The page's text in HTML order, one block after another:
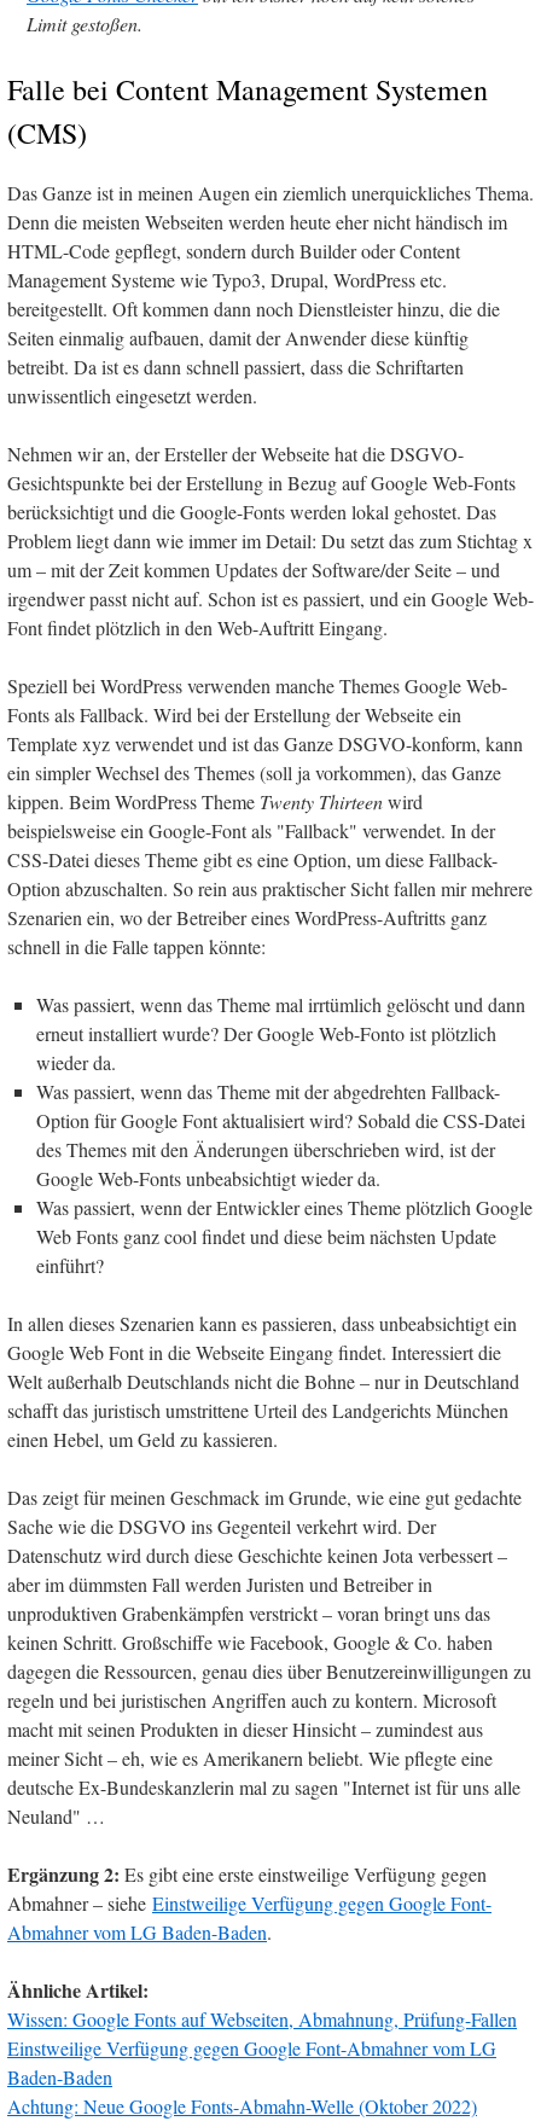
Limit gestoßen.
Falle bei Content Management Systemen
(CMS)
Das Ganze ist in meinen Augen ein ziemlich unerquickliches Thema.
Denn die meisten Webseiten werden heute eher nicht händisch im
HTML-Code gepflegt, sondern durch Builder oder Content
Management Systeme wie Typo3, Drupal, WordPress etc.
bereitgestellt. Oft kommen dann noch Dienstleister hinzu, die die
Seiten einmalig aufbauen, damit der Anwender diese künftig
betreibt. Da ist es dann schnell passiert, dass die Schriftarten
unwissentlich eingesetzt werden.
Nehmen wir an, der Ersteller der Webseite hat die DSGVO-
Gesichtspunkte bei der Erstellung in Bezug auf Google Web-Fonts
berücksichtigt und die Google-Fonts werden lokal gehostet. Das
Problem liegt dann wie immer im Detail: Du setzt das zum Stichtag x
um – mit der Zeit kommen Updates der Software/der Seite – und
irgendwer passt nicht auf. Schon ist es passiert, und ein Google Web-
Font findet plötzlich in den Web-Auftritt Eingang.
Speziell bei WordPress verwenden manche Themes Google Web-
Fonts als Fallback. Wird bei der Erstellung der Webseite ein
Template xyz verwendet und ist das Ganze DSGVO-konform, kann
ein simpler Wechsel des Themes (soll ja vorkommen), das Ganze
kippen. Beim WordPress Theme Twenty Thirteenwird
beispielsweise ein Google-Font als "Fallback" verwendet. In der
CSS-Datei dieses Theme gibt es eine Option, um diese Fallback-
Option abzuschalten. So rein aus praktischer Sicht fallen mir mehrere
Szenarien ein, wo der Betreiber eines WordPress-Auftritts ganz
schnell in die Falle tappen könnte:
Was passiert, wenn das Theme mal irrtümlich gelöscht und dann
erneut installiert wurde? Der Google Web-Fonto ist plötzlich
wieder da.
Was passiert, wenn das Theme mit der abgedrehten Fallback-
Option für Google Font aktualisiert wird? Sobald die CSS-Datei
des Themes mit den Änderungen überschrieben wird, ist der
Google Web-Fonts unbeabsichtigt wieder da.
Was passiert, wenn der Entwickler eines Theme plötzlich Google
Web Fonts ganz cool findet und diese beim nächsten Update
einführt?
In allen dieses Szenarien kann es passieren, dass unbeabsichtigt ein
Google Web Font in die Webseite Eingang findet. Interessiert die
Welt außerhalb Deutschlands nicht die Bohne – nur in Deutschland
schafft das juristisch umstrittene Urteil des Landgerichts München
einen Hebel, um Geld zu kassieren.
Das zeigt für meinen Geschmack im Grunde, wie eine gut gedachte
Sache wie die DSGVO ins Gegenteil verkehrt wird. Der
Datenschutz wird durch diese Geschichte keinen Jota verbessert –
aber im dümmsten Fall werden Juristen und Betreiber in
unproduktiven Grabenkämpfen verstrickt – voran bringt uns das
keinen Schritt. Großschiffe wie Facebook, Google & Co. haben
dagegen die Ressourcen, genau dies über Benutzereinwilligungen zu
regeln und bei juristischen Angriffen auch zu kontern. Microsoft
macht mit seinen Produkten in dieser Hinsicht – zumindest aus
meiner Sicht – eh, wie es Amerikanern beliebt. Wie pflegte eine
deutsche Ex-Bundeskanzlerin mal zu sagen "Internet ist für uns alle
Neuland" …
Ergänzung 2: Es gibt eine erste einstweilige Verfügung gegen
Abmahner – siehe Einstweilige Verfügung gegen Google Font-
Abmahner vom LG Baden-Baden.
Ähnliche Artikel:
Wissen: Google Fonts auf Webseiten, Abmahnung, Prüfung-Fallen
Einstweilige Verfügung gegen Google Font-Abmahner vom LG
Baden-Baden
Achtung: Neue Google Fonts-Abmahn-Welle (Oktober 2022)